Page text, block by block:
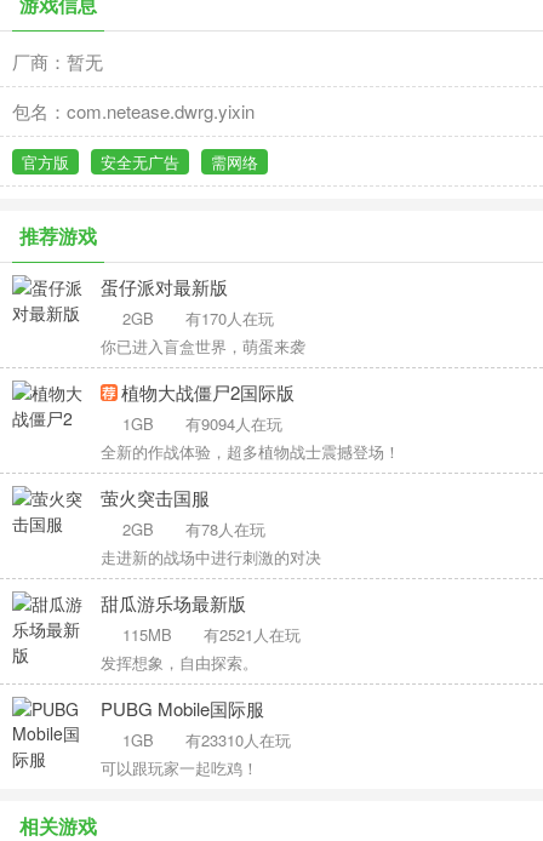
厂商：暂无
包名：com.netease.dwrg.yixin
官方版 安全无广告 需网络
推荐游戏
蛋仔派对最新版
2GB
有170人在玩
你已进入盲盒世界，萌蛋来袭
植物大战僵尸2国际版
1GB
有9094人在玩
全新的作战体验，超多植物战士震撼登场！
萤火突击国服
2GB
有78人在玩
走进新的战场中进行刺激的对决
甜瓜游乐场最新版
115MB
有2521人在玩
发挥想象，自由探索。
PUBG Mobile国际服
1GB
有23310人在玩
可以跟玩家一起吃鸡！
相关游戏